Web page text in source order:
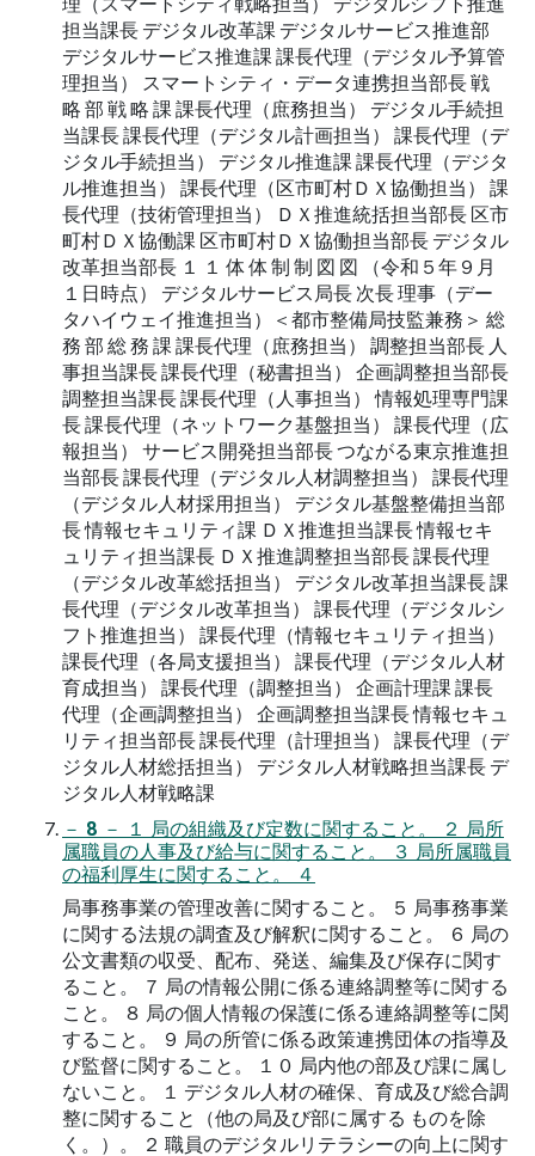
担当課長 デジタル改革課 デジタルサービス推進部
デジタルサービス推進課 課長代理（デジタル予算管
理担当） スマートシティ・データ連携担当部長 戦
略 部 戦 略 課 課長代理（庶務担当） デジタル手続担
当課長 課長代理（デジタル計画担当） 課長代理（デ
ジタル手続担当） デジタル推進課 課長代理（デジタ
ル推進担当） 課長代理（区市町村ＤＸ協働担当） 課
長代理（技術管理担当） ＤＸ推進統括担当部長 区市
町村ＤＸ協働課 区市町村ＤＸ協働担当部長 デジタル
改革担当部長 １ １ 体 体 制 制 図 図 （令和５年９月
１日時点） デジタルサービス局長 次長 理事（デー
タハイウェイ推進担当）＜都市整備局技監兼務＞ 総
務 部 総 務 課 課長代理（庶務担当） 調整担当部長 人
事担当課長 課長代理（秘書担当） 企画調整担当部長
調整担当課長 課長代理（人事担当） 情報処理専門課
長 課長代理（ネットワーク基盤担当） 課長代理（広
報担当） サービス開発担当部長 つながる東京推進担
当部長 課長代理（デジタル人材調整担当） 課長代理
（デジタル人材採用担当） デジタル基盤整備担当部
長 情報セキュリティ課 ＤＸ推進担当課長 情報セキ
ュリティ担当課長 ＤＸ推進調整担当部長 課長代理
（デジタル改革総括担当） デジタル改革担当課長 課
長代理（デジタル改革担当） 課長代理（デジタルシ
フト推進担当） 課長代理（情報セキュリティ担当）
課長代理（各局支援担当） 課長代理（デジタル人材
育成担当） 課長代理（調整担当） 企画計理課 課長
代理（企画調整担当） 企画調整担当課長 情報セキュ
リティ担当部長 課長代理（計理担当） 課長代理（デ
ジタル人材総括担当） デジタル人材戦略担当課長 デ
ジタル人材戦略課
－ 8 － １ 局の組織及び定数に関すること。 ２ 局所
属職員の人事及び給与に関すること。 ３ 局所属職員
の福利厚生に関すること。 ４
局事務事業の管理改善に関すること。 ５ 局事務事業
に関する法規の調査及び解釈に関すること。 ６ 局の
公文書類の収受、配布、発送、編集及び保存に関す
ること。 ７ 局の情報公開に係る連絡調整等に関する
こと。 ８ 局の個人情報の保護に係る連絡調整等に関
すること。 ９ 局の所管に係る政策連携団体の指導及
び監督に関すること。 １０ 局内他の部及び課に属し
ないこと。 １ デジタル人材の確保、育成及び総合調
整に関すること（他の局及び部に属する ものを除
く。）。 ２ 職員のデジタルリテラシーの向上に関す